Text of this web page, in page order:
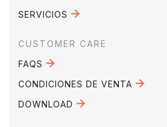
SERVICIOS
CUSTOMER CARE
FAQS
CONDICIONES DE VENTA
DOWNLOAD